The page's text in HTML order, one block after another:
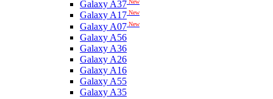
Galaxy A37
Galaxy A17 New
Galaxy A07 New
Galaxy A56
Galaxy A36
Galaxy A26
Galaxy A16
Galaxy A55
Galaxy A35